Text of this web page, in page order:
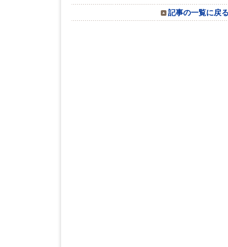
記事の一覧に戻